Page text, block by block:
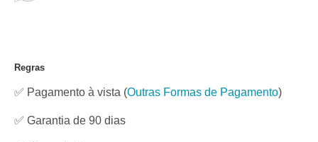
Regras
✅ Pagamento à vista (Outras Formas de Pagamento)
✅ Garantia de 90 dias